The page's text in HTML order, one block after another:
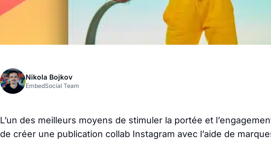
Nikola Bojkov
EmbedSocial Team
L’un des meilleurs moyens de stimuler la portée et
de créer une publication collab Instagram avec l’aide de